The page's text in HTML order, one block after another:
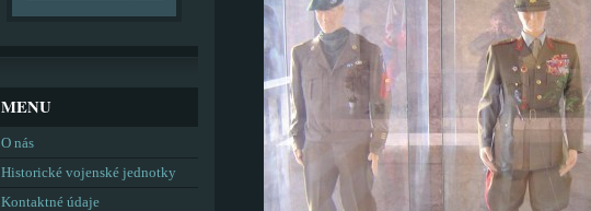
MENU
O nás
Historické vojenské jednotky
Kontaktné údaje